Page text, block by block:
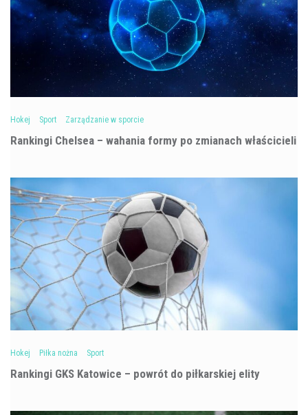
Hokej Sport Zarządzanie w sporcie
Rankingi Chelsea – wahania formy po zmianach właścicieli
Hokej Piłka nożna Sport
Rankingi GKS Katowice – powrót do piłkarskiej elity